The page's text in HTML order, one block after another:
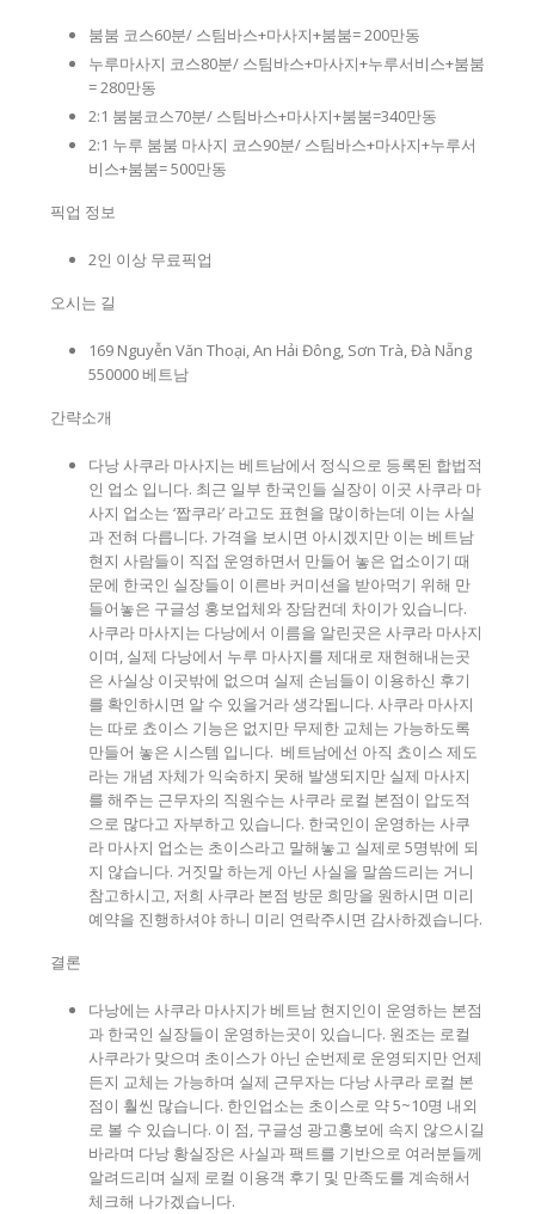
붐붐 코스60분/ 스팀바스+마사지+붐붐= 200만동
누루마사지 코스80분/ 스팀바스+마사지+누루서비스+붐붐
= 280만동
2:1 붐붐코스70분/ 스팀바스+마사지+붐붐=340만동
2:1 누루 붐붐 마사지 코스90분/ 스팀바스+마사지+누루서
비스+붐붐= 500만동
픽업 정보
2인 이상 무료픽업
오시는 길
169 Nguyễn Văn Thoại, An Hải Đông, Sơn Trà, Đà Nẵng
550000 베트남
간략소개
다낭 사쿠라 마사지는 베트남에서 정식으로 등록된 합법적
인 업소 입니다. 최근 일부 한국인들 실장이 이곳 사쿠라 마
사지 업소는 ‘짭쿠라’ 라고도 표현을 많이하는데 이는 사실
과 전혀 다릅니다. 가격을 보시면 아시겠지만 이는 베트남
현지 사람들이 직접 운영하면서 만들어 놓은 업소이기 때
문에 한국인 실장들이 이른바 커미션을 받아먹기 위해 만
들어놓은 구글성 홍보업체와 장담컨데 차이가 있습니다.
사쿠라 마사지는 다낭에서 이름을 알린곳은 사쿠라 마사지
이며, 실제 다낭에서 누루 마사지를 제대로 재현해내는곳
은 사실상 이곳밖에 없으며 실제 손님들이 이용하신 후기
를 확인하시면 알 수 있을거라 생각됩니다. 사쿠라 마사지
는 따로 쵸이스 기능은 없지만 무제한 교체는 가능하도록
만들어 놓은 시스템 입니다. 베트남에선 아직 쵸이스 제도
라는 개념 자체가 익숙하지 못해 발생되지만 실제 마사지
를 해주는 근무자의 직원수는 사쿠라 로컬 본점이 압도적
으로 많다고 자부하고 있습니다. 한국인이 운영하는 사쿠
라 마사지 업소는 초이스라고 말해놓고 실제로 5명밖에 되
지 않습니다. 거짓말 하는게 아닌 사실을 말씀드리는 거니
참고하시고, 저희 사쿠라 본점 방문 희망을 원하시면 미리
예약을 진행하셔야 하니 미리 연락주시면 감사하겠습니다.
결론
다낭에는 사쿠라 마사지가 베트남 현지인이 운영하는 본점
과 한국인 실장들이 운영하는곳이 있습니다. 원조는 로컬
사쿠라가 맞으며 초이스가 아닌 순번제로 운영되지만 언제
든지 교체는 가능하며 실제 근무자는 다낭 사쿠라 로컬 본
점이 훨씬 많습니다. 한인업소는 초이스로 약 5~10명 내외
로 볼 수 있습니다. 이 점, 구글성 광고홍보에 속지 않으시길
바라며 다낭 황실장은 사실과 팩트를 기반으로 여러분들께
알려드리며 실제 로컬 이용객 후기 및 만족도를 계속해서
체크해 나가겠습니다.